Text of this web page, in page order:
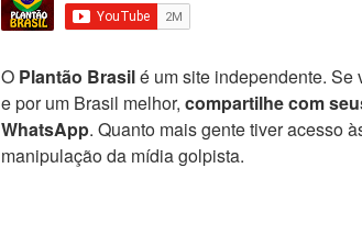
O Plantão Brasilé um site independente.
e por um Brasil melhor, compartilhe com
WhatsApp. Quanto mais gente tiver acesso
manipulação da mídia golpista.